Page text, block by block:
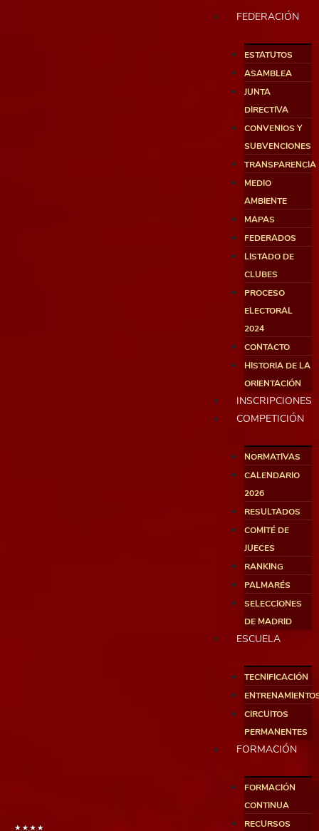
FEDERACIÓN
ESTATUTOS
ASAMBLEA
JUNTA
DIRECTIVA
CONVENIOS Y
SUBVENCIONES
TRANSPARENCIA
MEDIO
AMBIENTE
MAPAS
FEDERADOS
LISTADO DE
CLUBES
PROCESO
ELECTORAL
2024
CONTACTO
HISTORIA DE LA
ORIENTACIÓN
INSCRIPCIONES
COMPETICIÓN
NORMATIVAS
CALENDARIO
2026
RESULTADOS
COMITÉ DE
JUECES
RANKING
PALMARÉS
SELECCIONES
DE MADRID
ESCUELA
TECNIFICACIÓN
CIRCUITOS
PERMANENTES
FORMACIÓN
FORMACIÓN
CONTINUA
RECURSOS